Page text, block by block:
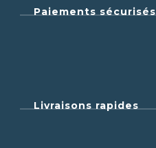
Paiements sécurisés
Livraisons rapides